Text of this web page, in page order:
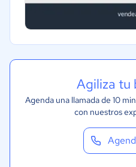
Gobierno
Transporte y logística
Marketing y
Automotriz
Comercio Electrónico
Ventas y servicios
Agiliza tu
Agenda una llamada de 10
con nuestros